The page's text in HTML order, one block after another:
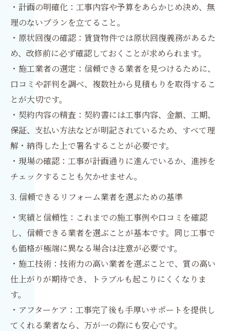
・計画の明確化：工事内容や予算をあらかじめ決め、無
理のないプランを立てること。
・原状回復の確認：賃貸物件では原状回復義務があるた
め、改修前に必ず確認しておくことが求められます。
・施工業者の選定：信頼できる業者を見つけるために、
口コミや評判を調べ、複数社から見積もりを取得するこ
とが大切です。
・契約内容の精査：契約書には工事内容、金額、工期、
保証、支払い方法などが明記されているため、すべて理
解・納得した上で署名することが必要です。
・現場の確認：工事が計画通りに進んでいるか、進捗を
チェックすることも欠かせません。
3. 信頼できるリフォーム業者を選ぶための基準
・実績と信頼性：これまでの施工事例や口コミを確認
し、信頼できる業者を選ぶことが基本です。同じ工事で
も価格が極端に異なる場合は注意が必要です。
・施工技術：技術力の高い業者を選ぶことで、質の高い
仕上がりが期待でき、トラブルも起こりにくくなりま
す。
・アフターケア：工事完了後も手厚いサポートを提供し
てくれる業者なら、万が一の際にも安心です。